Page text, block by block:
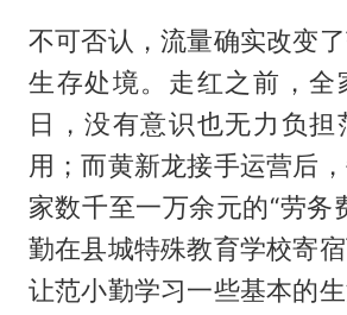
不可否认，流量确实改变
生存处境。走红之前，全
日，没有意识也无力负担
用；而黄新龙接手运营后
家数千至一万余元的“劳务
勤在县城特殊教育学校寄
让范小勤学习一些基本的